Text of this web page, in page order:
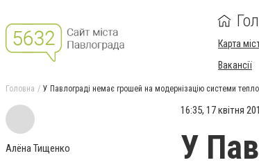
Карта
Вакансії
Головна У Павлограді немає грошей на модернізацію системи
Алёна Тищенко
16:35, 17 квітня
У